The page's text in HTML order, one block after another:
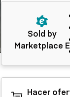
Sold by
Marketplace E
Hacer